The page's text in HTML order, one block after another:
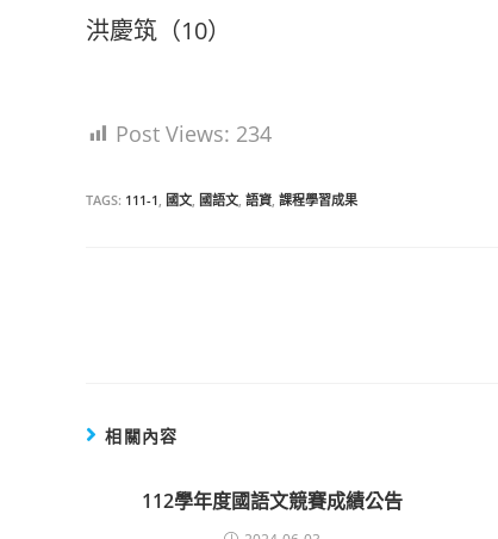
洪慶筑（10）
Post Views: 234
TAGS: 111-1 國文 國語文 語資 課程學習成果
articles
相關內容
112學年度國語文競賽成績公告